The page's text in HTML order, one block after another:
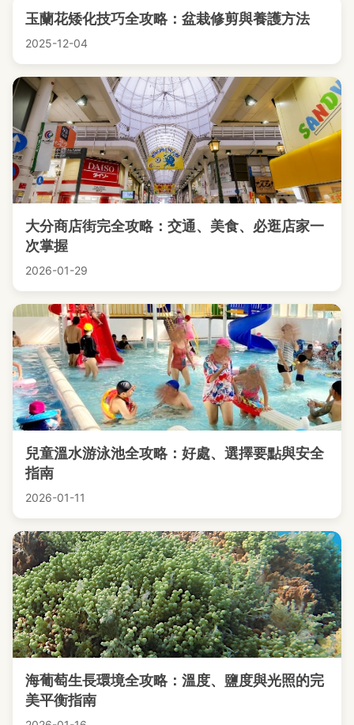
玉蘭花矮化技巧全攻略：盆栽修剪與養護方法
2025-12-04
大分商店街完全攻略：交通、美食、必逛店家一
次掌握
2026-01-29
兒童溫水游泳池全攻略：好處、選擇要點與安全
指南
2026-01-11
海葡萄生長環境全攻略：溫度、鹽度與光照的完
美平衡指南